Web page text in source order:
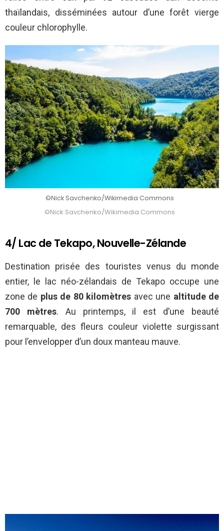
thaïlandais, disséminées autour d’une forêt vierge
couleur chlorophylle.
©Nick Savchenko/Wikimedia Commons
©Nick Savchenko/Wikimedia Commons
4/ Lac de Tekapo, Nouvelle-Zélande
Destination prisée des touristes venus du monde
entier, le lac néo-zélandais de Tekapo occupe une
zone de plus de 80 kilomètres avec une altitude de
700 mètres. Au printemps, il est d’une beauté
remarquable, des fleurs couleur violette surgissant
pour l’envelopper d’un doux manteau mauve.